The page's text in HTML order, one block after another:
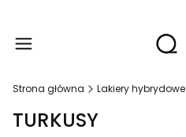
Strona główna Lakiery hybrydowe
TURKUSY